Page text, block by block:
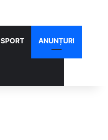
SPORT ANUNȚURI